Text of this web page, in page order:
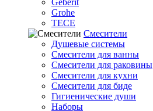
Geberit
Grohe
TECE
Смесители
Душевые системы
Смесители для ванны
Смесители для раковины
Смесители для кухни
Смесители для биде
Гигиенические души
Наборы